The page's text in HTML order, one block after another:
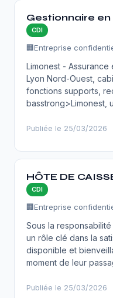
Gestionnaire
CDI
🏢Entreprise
Limonest - Assurance
Lyon Nord-Ouest,
fonctions supports,
basstrong>Limonest,
Publiée le 25/03/2026
HÔTE DE
CDI
🏢Entreprise
Sous la
un rôle clé dans la
disponible et
moment de leur
Publiée le 25/03/2026